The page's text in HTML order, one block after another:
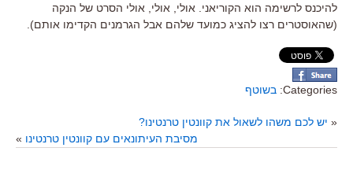
להיכנס לרשימה הוא הקוריאני. אולי, אולי, אולי הסרט של הנקה
(שהאוסטרים רצו להציג כמועד שלהם אבל הגרמנים הקדימו אותם).
Categories: בשוטף
« יש לכם משהו לשאול את קוונטין טרנטינו?
מסיבת העיתונאים עם קוונטין טרנטינו »